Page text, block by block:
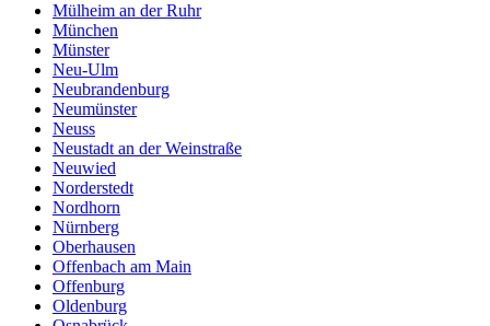
Mülheim an der Ruhr
München
Münster
Neu-Ulm
Neubrandenburg
Neumünster
Neuss
Neustadt an der Weinstraße
Neuwied
Norderstedt
Nordhorn
Nürnberg
Oberhausen
Offenbach am Main
Offenburg
Oldenburg